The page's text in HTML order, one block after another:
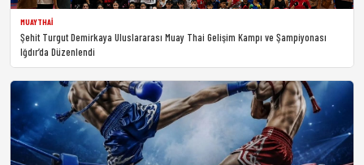
MUAYTHAI
Şehit Turgut Demirkaya Uluslararası Muay Thai Gelişim Kampı ve Şampiyonası
Iğdır’da Düzenlendi